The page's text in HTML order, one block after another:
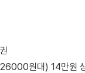
원대) 14만원